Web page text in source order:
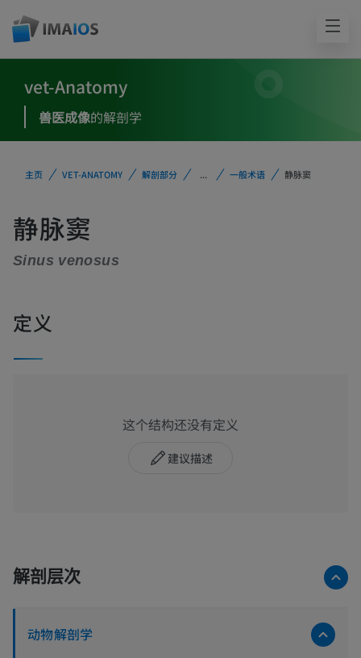
vet-Anatomy
兽医成像的解剖学
主页 VET-ANATOMY 解剖部分 ... 一般术语 静脉窦
静脉窦
Sinus venosus
定义
这个结构还没有定义
建议描述
解剖层次
动物解剖学